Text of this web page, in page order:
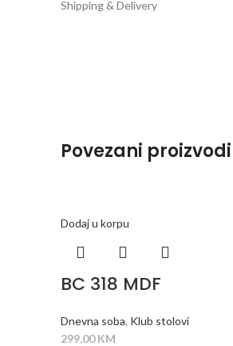
Shipping & Delivery
Povezani proizvodi
Dodaj u korpu
BC 318 MDF
Dnevna soba, Klub stolovi
299,00KM